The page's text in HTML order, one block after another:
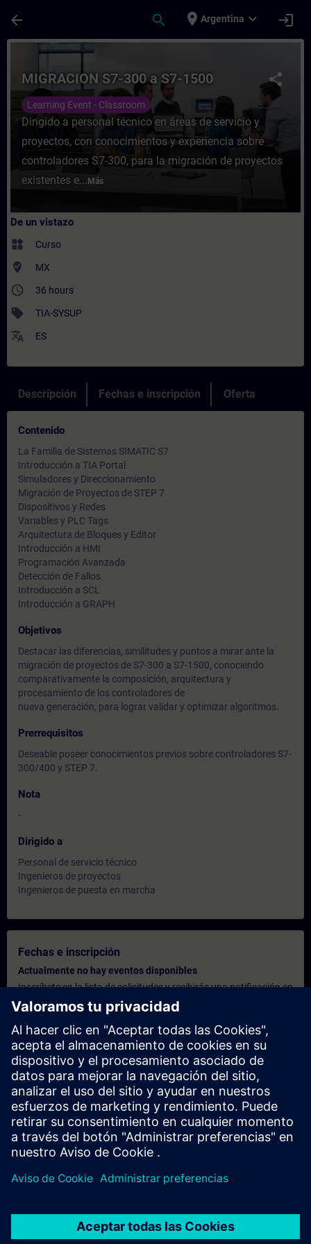
arrow_back search place Argentina expand_more login
Curso - MIGRACION S7-300 a S7-1500
share
MIGRACION S7-300 a S7-1500
Learning Event - Classroom
Dirigido a personal técnico en áreas de servicio y
proyectos, con conocimientos y experiencia sobre
controladores S7-300, para la migración de proyectos
existentes e... Más
De un vistazo
widgets Curso
where_to_vote MX
access_time 36 hours
sell TIA-SYSUP
translate ES
Descripción Fechas e inscripción Oferta
Contenido
La Familia de Sistemas SIMATIC S7
Introducción a TIA Portal
Simuladores y Direccionamiento
Migración de Proyectos de STEP 7
Dispositivos y Redes
Variables y PLC Tags
Arquitectura de Bloques y Editor
Introducción a HMI
Programación Avanzada
Detección de Fallos
Introducción a SCL
Introducción a GRAPH
Objetivos
Destacar las diferencias, similitudes y puntos a mirar ante la
migración de proyectos de S7-300 a S7-1500, conociendo
comparativamente la composición, arquitectura y
procesamiento de los controladores de
nueva generación, para lograr validar y optimizar algoritmos.
Prerrequisitos
Deseable poseer conocimientos previos sobre controladores S7-
300/400 y STEP 7.
Nota
-
Dirigido a
Personal de servicio técnico
Ingenieros de proyectos
Ingenieros de puesta en marcha
Fechas e inscripción
Actualmente no hay eventos disponibles
Inscríbete en la lista de solicitudes y recibirás una notificación en
cuanto haya nuevas fechas disponibles.
Activar el servicio de notificación
Oferta personalizada
¿Necesita una oferta personalizada? Indíquenos sus datos
personales y le enviaremos inmediatamente una oferta
personalizada a su dirección de correo electrónico.
Enviar una oferta personal